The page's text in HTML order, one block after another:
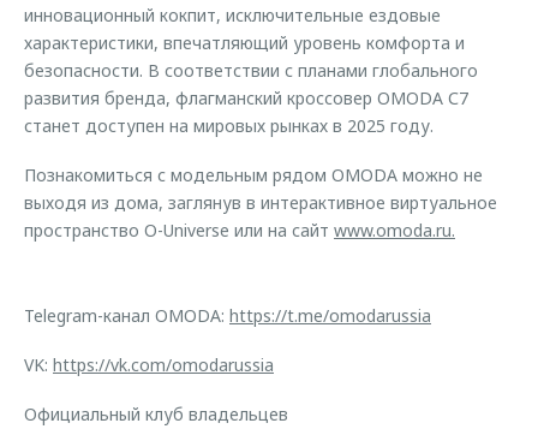
инновационный кокпит, исключительные ездовые
характеристики, впечатляющий уровень комфорта и
безопасности. В соответствии с планами глобального
развития бренда, флагманский кроссовер OMODA С7
станет доступен на мировых рынках в 2025 году.
Познакомиться с модельным рядом OMODA можно не
выходя из дома, заглянув в интерактивное виртуальное
пространство O-Universe или на сайт www.omoda.ru.
Telegram-канал OMODA: https://t.me/omodarussia
VK: https://vk.com/omodarussia
Официальный клуб владельцев